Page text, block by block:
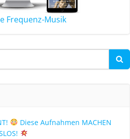
Frequenz-Musik
Diese Aufnahmen MACHEN